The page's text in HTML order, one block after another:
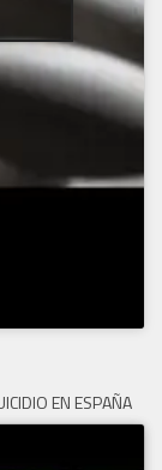
EN ESPAÑA